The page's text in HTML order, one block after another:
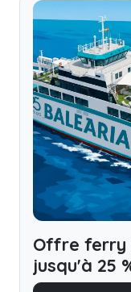
Offre ferry
jusqu'à 25